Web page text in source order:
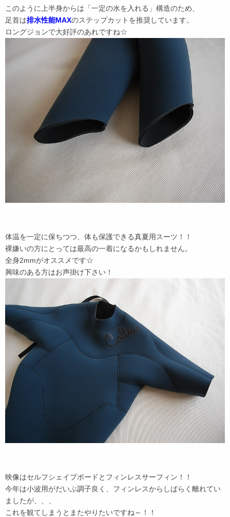
このように上半身からは「一定の水を入れる」構造のため、
足首は排水性能MAXのステップカットを推奨しています。
ロングジョンで大好評のあれですね☆
体温を一定に保ちつつ、体も保護できる真夏用スーツ！！
裸嫌いの方にとっては最高の一着になるかもしれません。
全身2mmがオススメです☆
興味のある方はお声掛け下さい！
映像はセルフシェイプボードとフィンレスサーフィン！！
今年は小波用がだいぶ調子良く、フィンレスからしばらく離れてい
ましたが、、、
これを観てしまうとまたやりたいですね～！！